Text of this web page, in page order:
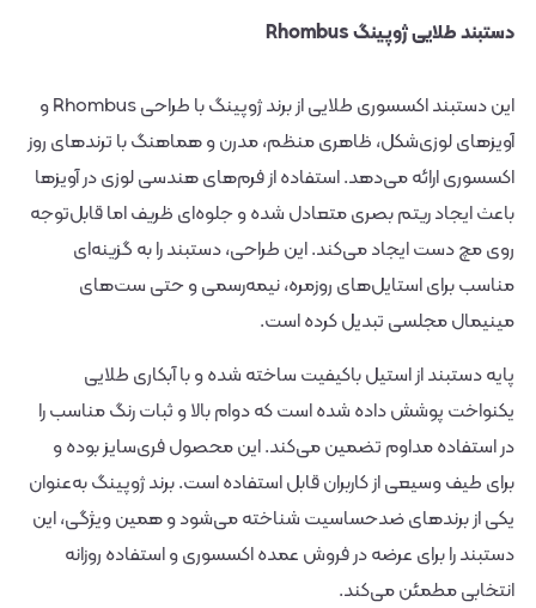
دستبند طلایی ژوپینگ Rhombus
این دستبند اکسسوری طلایی از برند ژوپینگ با طراحی Rhombus و
آویزهای لوزی‌شکل، ظاهری منظم، مدرن و هماهنگ با ترندهای روز
اکسسوری ارائه می‌دهد. استفاده از فرم‌های هندسی لوزی در آویزها
باعث ایجاد ریتم بصری متعادل شده و جلوه‌ای ظریف اما قابل‌توجه
روی مچ دست ایجاد می‌کند. این طراحی، دستبند را به گزینه‌ای
مناسب برای استایل‌های روزمره، نیمه‌رسمی و حتی ست‌های
مینیمال مجلسی تبدیل کرده است.
پایه دستبند از استیل باکیفیت ساخته شده و با آبکاری طلایی
یکنواخت پوشش داده شده است که دوام بالا و ثبات رنگ مناسب را
در استفاده مداوم تضمین می‌کند. این محصول فری‌سایز بوده و
برای طیف وسیعی از کاربران قابل استفاده است. برند ژوپینگ به‌عنوان
یکی از برندهای ضدحساسیت شناخته می‌شود و همین ویژگی، این
دستبند را برای عرضه در فروش عمده اکسسوری و استفاده روزانه
انتخابی مطمئن می‌کند.